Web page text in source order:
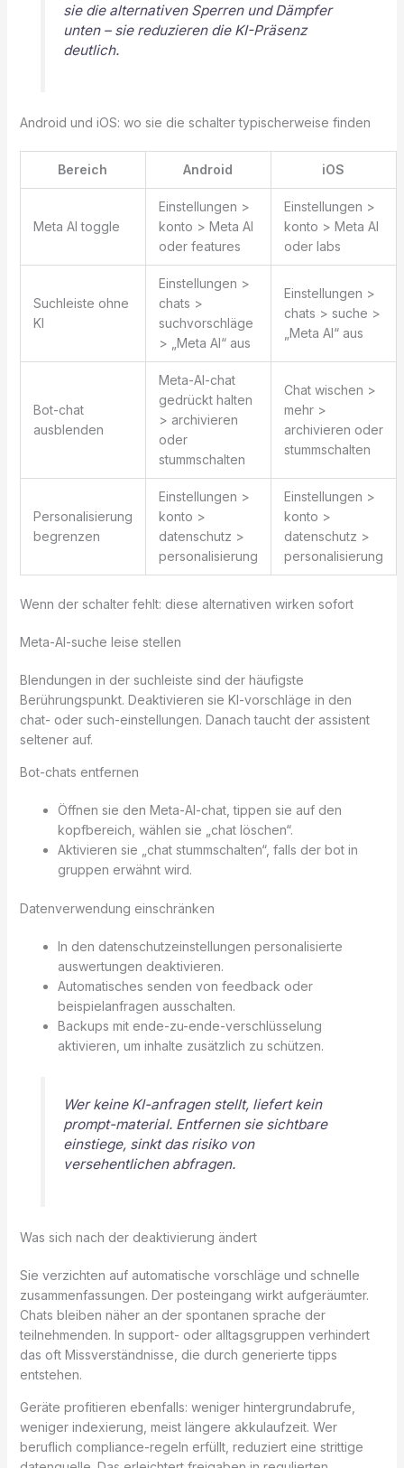
sie die alternativen Sperren und Dämpfer
unten – sie reduzieren die KI-Präsenz
deutlich.
Android und iOS: wo sie die schalter typischerweise finden
Bereich Android iOS
Meta AI toggle
Einstellungen >
konto > Meta AI
oder features
Einstellungen >
konto > Meta AI
oder labs
Suchleiste ohne
KI
Einstellungen >
chats >
suchvorschläge
> „Meta AI“ aus
Einstellungen >
chats > suche >
„Meta AI“ aus
Bot-chat
ausblenden
Meta-AI-chat
gedrückt halten
> archivieren
oder
stummschalten
Chat wischen >
mehr >
archivieren oder
stummschalten
Personalisierung
begrenzen
Einstellungen >
konto >
datenschutz >
personalisierung
Einstellungen >
konto >
datenschutz >
personalisierung
Wenn der schalter fehlt: diese alternativen wirken sofort
Meta-AI-suche leise stellen
Blendungen in der suchleiste sind der häufigste
Berührungspunkt. Deaktivieren sie KI-vorschläge in den
chat- oder such-einstellungen. Danach taucht der assistent
seltener auf.
Bot-chats entfernen
Öffnen sie den Meta-AI-chat, tippen sie auf den
kopfbereich, wählen sie „chat löschen“.
Aktivieren sie „chat stummschalten“, falls der bot in
gruppen erwähnt wird.
Datenverwendung einschränken
In den datenschutzeinstellungen personalisierte
auswertungen deaktivieren.
Automatisches senden von feedback oder
beispielanfragen ausschalten.
Backups mit ende-zu-ende-verschlüsselung
aktivieren, um inhalte zusätzlich zu schützen.
Wer keine KI-anfragen stellt, liefert kein
prompt-material. Entfernen sie sichtbare
einstiege, sinkt das risiko von
versehentlichen abfragen.
Was sich nach der deaktivierung ändert
Sie verzichten auf automatische vorschläge und schnelle
zusammenfassungen. Der posteingang wirkt aufgeräumter.
Chats bleiben näher an der spontanen sprache der
teilnehmenden. In support- oder alltagsgruppen verhindert
das oft Missverständnisse, die durch generierte tipps
entstehen.
Geräte profitieren ebenfalls: weniger hintergrundabrufe,
weniger indexierung, meist längere akkulaufzeit. Wer
beruflich compliance-regeln erfüllt, reduziert eine strittige